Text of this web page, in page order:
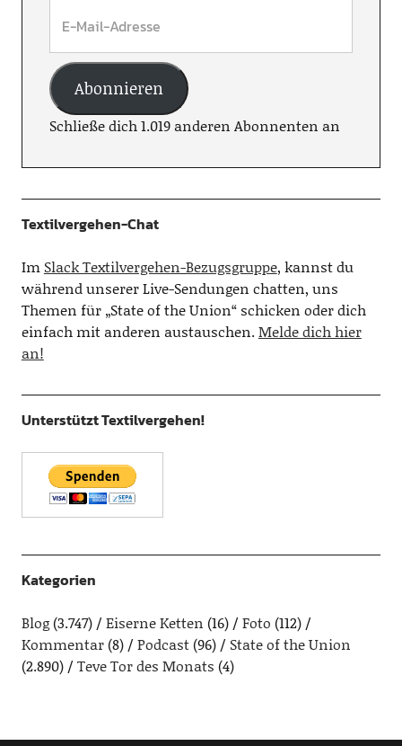
Abonnieren
Schließe dich 1.019 anderen Abonnenten an
Textilvergehen-Chat
Im Slack Textilvergehen-Bezugsgruppe, kannst du
während unserer Live-Sendungen chatten, uns
Themen für „State of the Union“ schicken oder dich
einfach mit anderen austauschen.Melde dich hier
an!
Unterstützt Textilvergehen!
Kategorien
Blog(3.747) Eiserne Ketten (16) Foto (112)
Kommentar(8) Podcast(96)
State of the Union
(2.890)
Teve Tor des Monats (4)